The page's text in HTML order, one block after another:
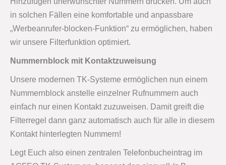
in solchen Fällen eine komfortable und anpassbare
„Werbeanrufer-blocken-Funktion“ zu ermöglichen, haben
wir unsere Filterfunktion optimiert.
Nummernblock mit Kontaktzuweisung
Unsere modernen TK-Systeme ermöglichen nun einem
Nummernblock anstelle einzelner Rufnummern auch
einfach nur einen Kontakt zuzuweisen. Damit greift die
Filterregel dann ganz automatisch auch für alle in diesem
Kontakt hinterlegten Nummern!
Legt Euch also einen zentralen Telefonbucheintrag im